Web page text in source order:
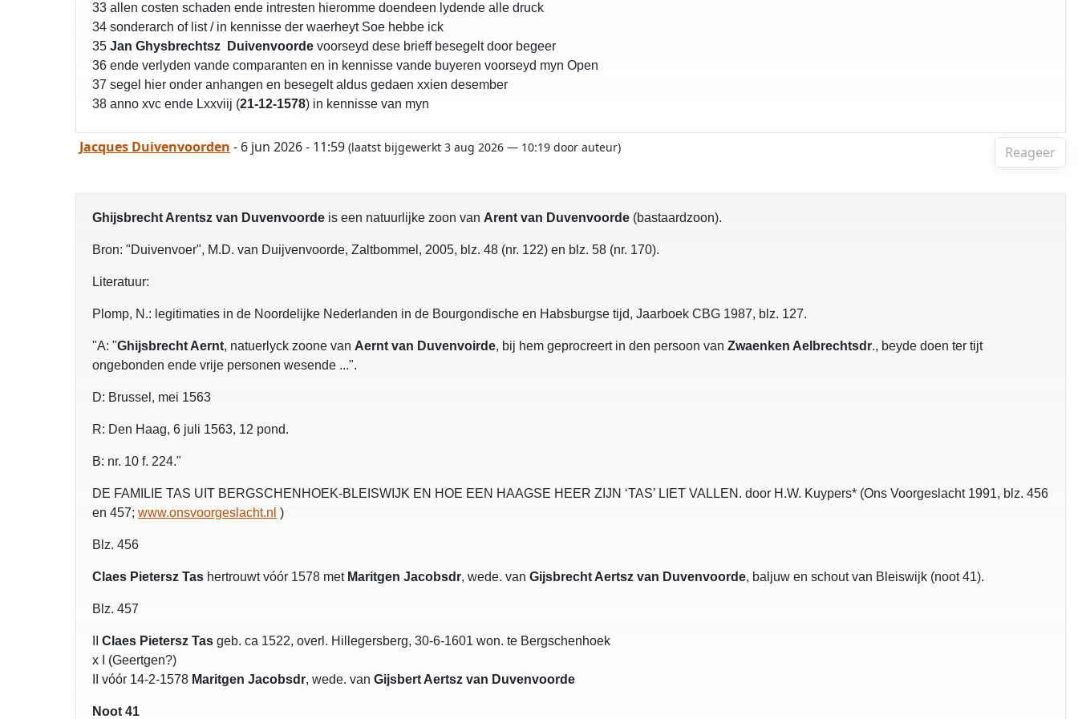
33 allen costen schaden ende intresten hieromme doendeen lydende alle druck
34 sonderarch of list / in kennisse der waerheyt Soe hebbe ick
35 Jan Ghysbrechtsz Duivenvoorde voorseyd dese brieff besegelt door begeer
36 ende verlyden vande comparanten en in kennisse vande buyeren voorseyd myn Open
37 segel hier onder anhangen en besegelt aldus gedaen xxien desember
38 anno xvc ende Lxxviij (21-12-1578) in kennisse van myn
Reageer
Jacques Duivenvoorden - 6 jun 2026 - 11:59 (laatst bijgewerkt 3 aug 2026 — 10:19 door auteur)
Ghijsbrecht Arentsz van Duvenvoorde is een natuurlijke zoon van Arent van Duvenvoorde (bastaardzoon).
Bron: "Duivenvoer", M.D. van Duijvenvoorde, Zaltbommel, 2005, blz. 48 (nr. 122) en blz. 58 (nr. 170).
Literatuur:
Plomp, N.: legitimaties in de Noordelijke Nederlanden in de Bourgondische en Habsburgse tijd, Jaarboek CBG 1987, blz. 127.
"A: "Ghijsbrecht Aernt, natuerlyck zoone van Aernt van Duvenvoirde, bij hem geprocreert in den persoon van Zwaenken Aelbrechtsdr., beyde doen ter tijt
ongebonden ende vrije personen wesende ...".
D: Brussel, mei 1563
R: Den Haag, 6 juli 1563, 12 pond.
B: nr. 10 f. 224."
DE FAMILIE TAS UIT BERGSCHENHOEK-BLEISWIJK EN HOE EEN HAAGSE HEER ZIJN ‘TAS’ LIET VALLEN. door H.W. Kuypers* (Ons Voorgeslacht 1991, blz. 456
en 457; www.onsvoorgeslacht.nl )
Blz. 456
Claes Pietersz Tas hertrouwt vóór 1578 met Maritgen Jacobsdr, wede. van Gijsbrecht Aertsz van Duvenvoorde, baljuw en schout van Bleiswijk (noot 41).
Blz. 457
Claes Pietersz Tas geb. ca 1522, overl. Hillegersberg, 30-6-1601 won. te Bergschenhoek
x I (Geertgen?)
II vóór 14-2-1578 Maritgen Jacobsdr, wede. van Gijsbert Aertsz van Duvenvoorde
Noot 41